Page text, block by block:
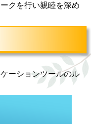
クを行い親睦を深め
ーションツールのル